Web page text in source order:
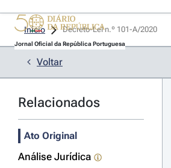
Jornal Oficial da República Portuguesa
Início
Voltar
Relacionados
Ato Original
Análise Jurídica